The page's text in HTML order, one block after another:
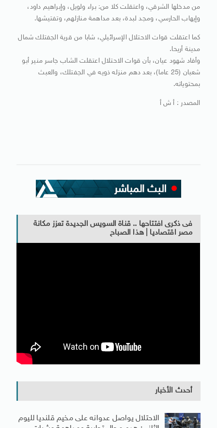
من مدخلها الشرقي، واعتقلت كلا من: براء ولويل، وإبراهيم داود،
وإيهاب الحارسي، ومجد لبدة، بعد مداهمة منازلهم، وتفتيشها.
كما اعتقلت قوات الاحتلال الإسرائيلي، شابا من قرية الجفتلك شمال
مدينة أريحا.
وأفاد شهود عيان، بأن قوات الاحتلال اعتقلت الشاب جاسر منير أبو
شعبان (25 عاما)، بعد دهم منزله ذويه في الجفتلك، والعبث
بمحتوياته.
المصدر : أ ش أ
فى ذكرى افتتاحها .. قناة السويس الجديدة تعزز مكانة
مصر اقتصاديا | هذا الصباح
أحدث الأخبار
الاحتلال يواصل عدوانه على مخيم قلنديا لليوم